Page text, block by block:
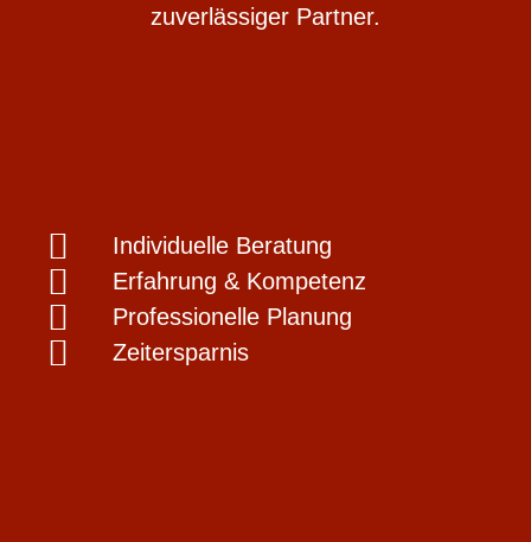
zuverlässiger Partner.
Individuelle Beratung
Erfahrung & Kompetenz
Professionelle Planung
Zeitersparnis